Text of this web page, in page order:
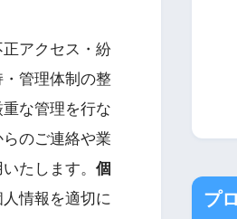
アクセス・紛
管理体制の整
な管理を行な
のご連絡や業
たします。 個
情報を適切に
プ